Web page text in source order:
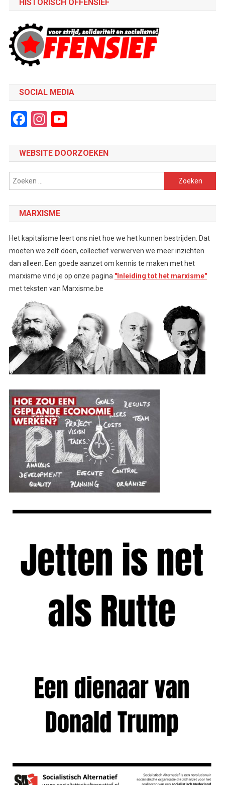
HISTORISCH OFFENSIEF
SOCIAL MEDIA
Facebook
Instagram
YouTube
WEBSITE DOORZOEKEN
Zoeken
naar:
MARXISME
Het kapitalisme leert ons niet hoe we het kunnen bestrijden. Dat
moeten we zelf doen, collectief verwerven we meer inzichten
dan alleen. Een goede aanzet om kennis te maken met het
marxisme vind je op onze pagina "Inleiding tot het marxisme"
met teksten van Marxisme.be